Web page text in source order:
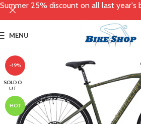
MENU
-19%
SOLD O
UT
HOT
Summer 25% discount on all last year's